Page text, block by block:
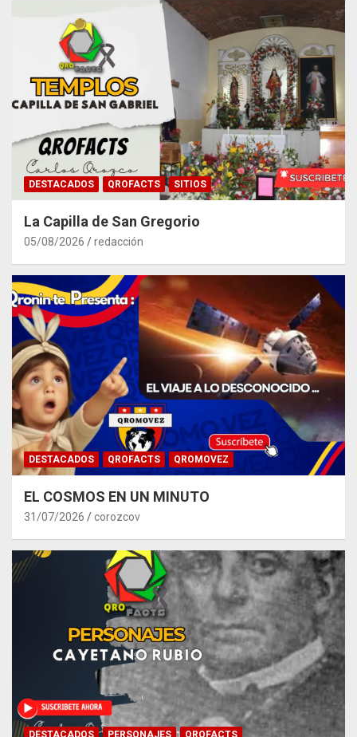
DESTACADOS QROFACTS SITIOS
La Capilla de San Gregorio
05/08/2026 redacción
DESTACADOS QROFACTS QROMOVEZ
EL COSMOS EN UN MINUTO
31/07/2026 corozcov
DESTACADOS PERSONAJES QROFACTS